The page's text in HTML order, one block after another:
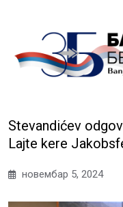
Stevandićev
Lajte kere
новембар 5, 2024